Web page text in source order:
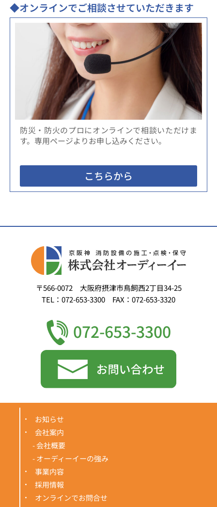
◆オンラインでご相談させていただきます
防災・防火のプロにオンラインで相談いただけま
す。専用ページよりお申し込みください。
こちらから
〒566-0072 大阪府摂津市鳥飼西2丁目34-25
TEL：072-653-3300 FAX：072-653-3320
072-653-3300
お知らせ
会社案内
- 会社概要
- オーディーイーの強み
事業内容
採用情報
オンラインでお問合せ